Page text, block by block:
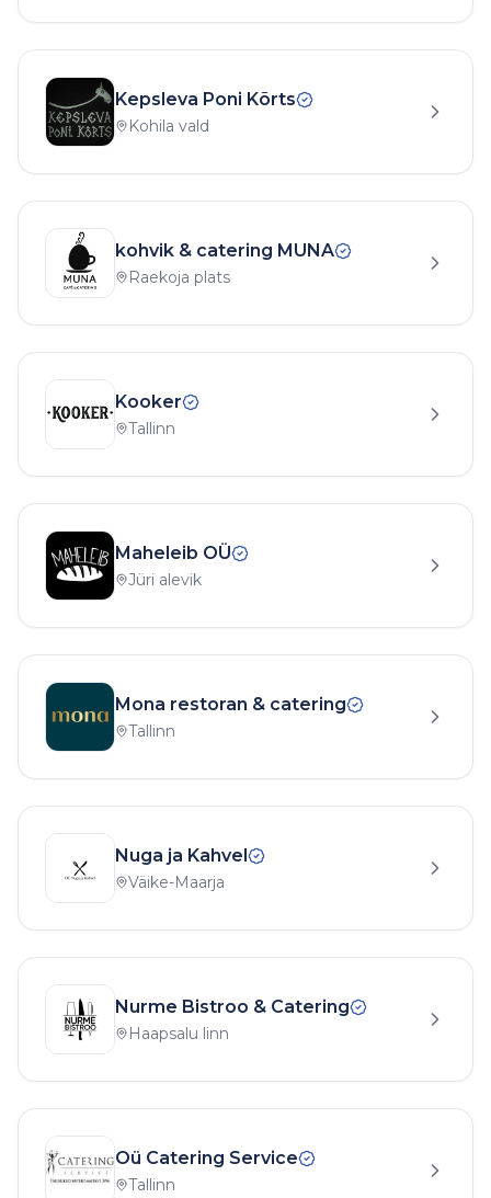
Kepsleva Poni Kõrts
Kohila vald
kohvik & catering MUNA
Raekoja plats
Kooker
Tallinn
Maheleib OÜ
Jüri alevik
Mona restoran & catering
Tallinn
Nuga ja Kahvel
Väike-Maarja
Nurme Bistroo & Catering
Haapsalu linn
Oü Catering Service
Tallinn